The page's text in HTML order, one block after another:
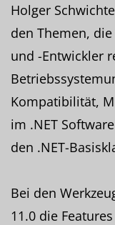
Holger
den Themen,
und -Entwickler
Kompatibilität,
im .NET
den .NET-
Bei den
11.0 die